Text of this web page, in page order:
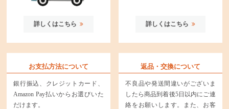
詳しくはこちら 詳しくはこちら
お支払方法について
銀行振込、クレジットカード、
Amazon Pay払いからお選びいた
だけます。
返品・交換について
不良品や発送間違いがございま
したら商品到着後5日以内にご連
絡をお願いします。また、お客